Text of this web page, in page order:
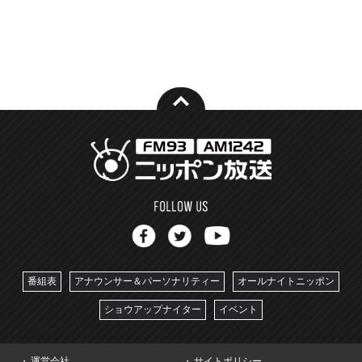
番組表 アナウンサー＆パーソナリティー オールナイトニッポン
ショウアップナイター イベント